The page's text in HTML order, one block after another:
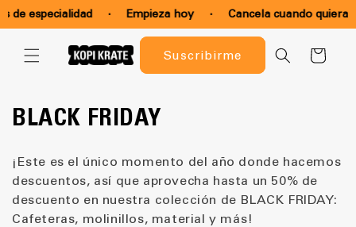
especialidad Empieza hoy Cancela cuando quieras ·
directamente
al contenido
Suscribirme
Carrito
C
l
e
BLACK FRIDAY
¡Este es el único momento del año donde hacemos
descuentos, así que aprovecha hasta un 50% de
descuento en nuestra colección de BLACK FRIDAY:
Cafeteras, molinillos, material y más!